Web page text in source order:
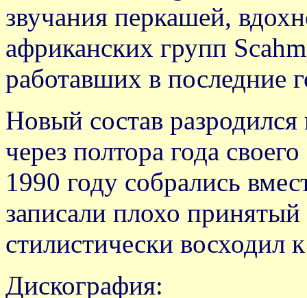
звучания перкашей,
африканских групп
работавших в последние
Новый состав
через полтора года
1990 году собрались
записали плохо
стилистически восходил
Дискография: